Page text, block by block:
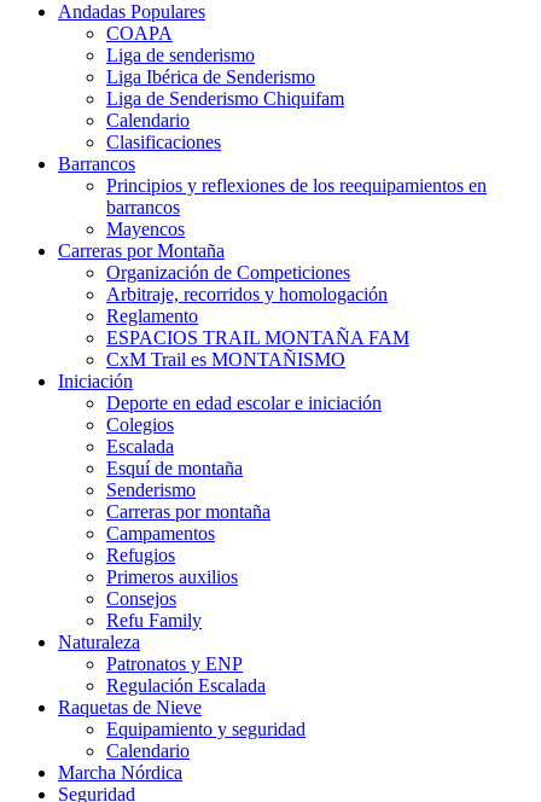
Andadas Populares
COAPA
Liga de senderismo
Liga Ibérica de Senderismo
Liga de Senderismo Chiquifam
Calendario
Clasificaciones
Barrancos
Principios y reflexiones de los reequipamientos en
barrancos
Mayencos
Carreras por Montaña
Organización de Competiciones
Arbitraje, recorridos y homologación
Reglamento
ESPACIOS TRAIL MONTAÑA FAM
CxM Trail es MONTAÑISMO
Iniciación
Deporte en edad escolar e iniciación
Colegios
Escalada
Esquí de montaña
Senderismo
Carreras por montaña
Campamentos
Refugios
Primeros auxilios
Consejos
Refu Family
Naturaleza
Patronatos y ENP
Regulación Escalada
Raquetas de Nieve
Equipamiento y seguridad
Calendario
Marcha Nórdica
Seguridad